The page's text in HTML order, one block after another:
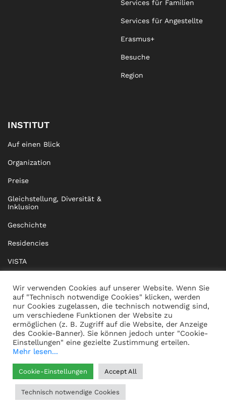
Services für Familien
Services für Angestellte
Erasmus+
Besuche
Region
INSTITUT
Auf einen Blick
Organization
Preise
Gleichstellung, Diversität &
Inklusion
Geschichte
Residencies
VISTA
BRIDGE Network
Dokumente
KONTAKT
WHISTLEBLOWING
HILFE
IMPRESSUM
DATENSCHUTZ
AGB
Wir verwenden Cookies auf unserer Website. Wenn Sie
auf "Technisch notwendige Cookies" klicken, werden
nur Cookies zugelassen, die technisch notwendig sind,
um verschiedene Funktionen der Website zu
ermöglichen (z. B. Zugriff auf die Website, der Anzeige
des Cookie-Banner). Sie können jedoch unter "Cookie-
Einstellungen" eine gezielte Zustimmung erteilen.
Mehr lesen...
Cookie-Einstellungen Accept All
Technisch notwendige Cookies